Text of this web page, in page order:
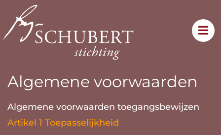
Algemene voorwaarden
Algemene voorwaarden toegangsbewijzen
Artikel 1 Toepasselijkheid